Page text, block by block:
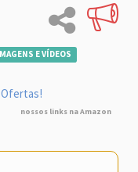
E VÍDEOS
Ofertas!
nossos links na Amazon